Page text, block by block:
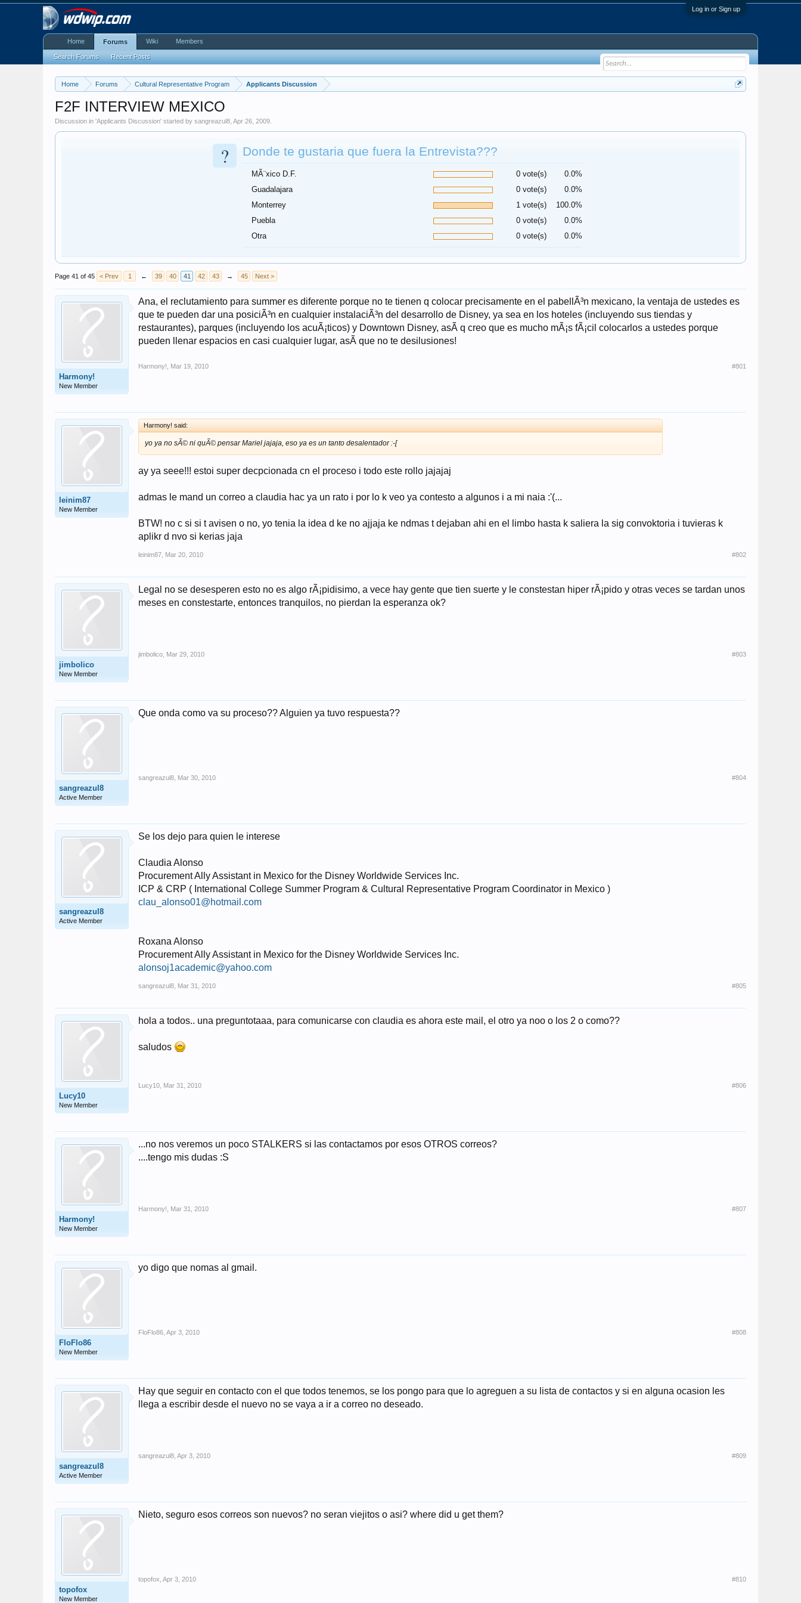
Log in or Sign up
Home Forums Cultural Representative Program Applicants Discussion
F2F INTERVIEW MEXICO
Discussion in 'Applicants Discussion' started bysangreazul8 ,Apr 26, 2009
? Donde te gustaria que fuera la Entrevista???
MÃ¨xico D.F. 0 vote(s)
0.0%
Guadalajara
0 vote(s)
0.0%
Monterrey
1 vote(s)
100.0%
Puebla
0 vote(s)
0.0%
Otra
0 vote(s) 0.0%
Page 41 of 45 < Prev 1 ← 39 40 41 42 43 → 45 Next >
Harmony!
New Member
Ana, el reclutamiento para summer es diferente porque no te tienen q colocar precisamente en el pabellÃ³n mexicano, la ventaja de ustedes es
que te pueden dar una posiciÃ³n en cualquier instalaciÃ³n del desarrollo de Disney, ya sea en los hoteles (incluyendo sus tiendas y
restaurantes), parques (incluyendo los acuÃ¡ticos) y Downtown Disney, asÃ­ q creo que es mucho mÃ¡s fÃ¡cil colocarlos a ustedes porque
pueden llenar espacios en casi cualquier lugar, asÃ­ que no te desilusiones!
Harmony! Mar 19, 2010 #801
leinim87
New Member
Harmony! said:
yo ya no sÃ© ni quÃ© pensar Mariel jajaja, eso ya es un tanto desalentador :-[
ay ya seee!!! estoi super decpcionada cn el proceso i todo este rollo jajajaj
admas le mand un correo a claudia hac ya un rato i por lo k veo ya contesto a algunos i a mi naia :'(...
BTW! no c si si t avisen o no, yo tenia la idea d ke no ajjaja ke ndmas t dejaban ahi en el limbo hasta k saliera la sig convoktoria i tuvieras k
aplikr d nvo si kerias jaja
leinim87 Mar 20, 2010 #802
jimbolico
New Member
Legal no se desesperen esto no es algo rÃ¡pidisimo, a vece hay gente que tien suerte y le constestan hiper rÃ¡pido y otras veces se tardan unos
meses en constestarte, entonces tranquilos, no pierdan la esperanza ok?
jimbolico Mar 29, 2010 #803
sangreazul8
Active Member
Que onda como va su proceso?? Alguien ya tuvo respuesta??
sangreazul8 Mar 30, 2010 #804
sangreazul8
Active Member
Se los dejo para quien le interese
Claudia Alonso
Procurement Ally Assistant in Mexico for the Disney Worldwide Services Inc.
ICP & CRP ( International College Summer Program & Cultural Representative Program Coordinator in Mexico )
clau_alonso01@hotmail.com
Roxana Alonso
Procurement Ally Assistant in Mexico for the Disney Worldwide Services Inc.
alonsoj1academic@yahoo.com
sangreazul8 Mar 31, 2010 #805
Lucy10
New Member
hola a todos.. una preguntotaaa, para comunicarse con claudia es ahora este mail, el otro ya noo o los 2 o como??
saludos
Lucy10 Mar 31, 2010 #806
Harmony!
New Member
...no nos veremos un poco STALKERS si las contactamos por esos OTROS correos?
....tengo mis dudas :S
Harmony! Mar 31, 2010 #807
FloFlo86
New Member
yo digo que nomas al gmail.
FloFlo86 Apr 3, 2010 #808
sangreazul8
Active Member
Hay que seguir en contacto con el que todos tenemos, se los pongo para que lo agreguen a su lista de contactos y si en alguna ocasion les
llega a escribir desde el nuevo no se vaya a ir a correo no deseado.
sangreazul8 Apr 3, 2010 #809
topofox
New Member
Nieto, seguro esos correos son nuevos? no seran viejitos o asi? where did u get them?
topofox Apr 3, 2010 #810
Home Forums
Search Forums Recent Posts
Wiki Members